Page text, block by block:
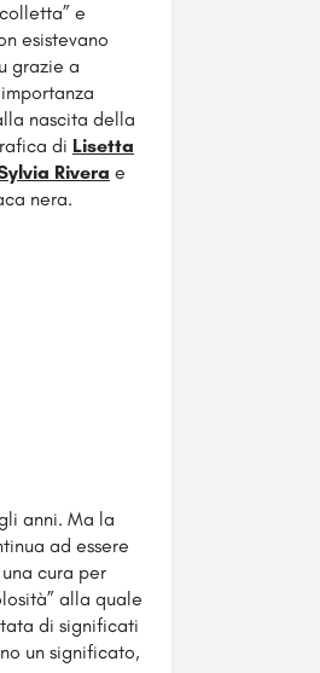
e
esistevano
grazie a
nascita della
di Lisetta
Rivera e
nera.
anni. Ma la
ad essere
cura per
alla quale
di significati
un significato,